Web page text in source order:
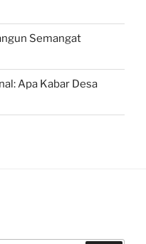
Semangat
Apa Kabar Desa